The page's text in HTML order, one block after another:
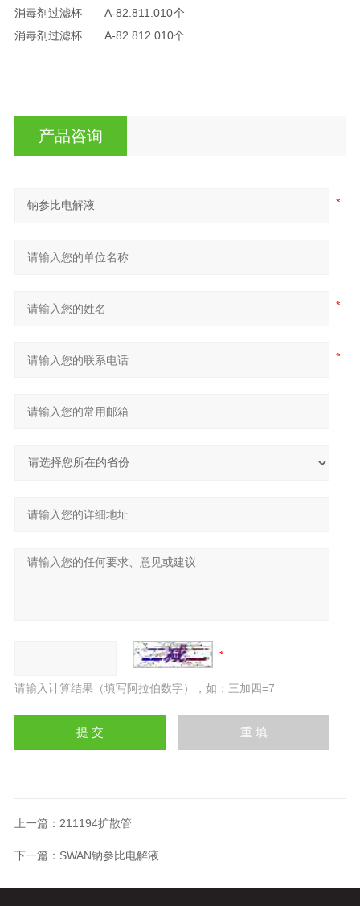
消毒剂过滤杯
A-82.811.010个
消毒剂过滤杯
A-82.812.010个
产品咨询
请输入计算结果（填写阿拉伯数字），如：三加四=7
上一篇： 211194扩散管
下一篇： SWAN钠参比电解液